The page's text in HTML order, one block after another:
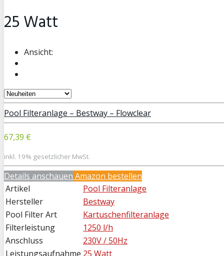
25 Watt
Ansicht:
Pool Filteranlage – Bestway – Flowclear
67,39 €
inkl. 19% gesetzlicher MwSt.
Details anschauen Amazon bestellen
Artikel
Pool Filteranlage
Hersteller
Bestway
Pool Filter Art
Kartuschenfilteranlage
Filterleistung
1250 l/h
Anschluss
230V / 50Hz
Leistungsaufnahme 25 Watt